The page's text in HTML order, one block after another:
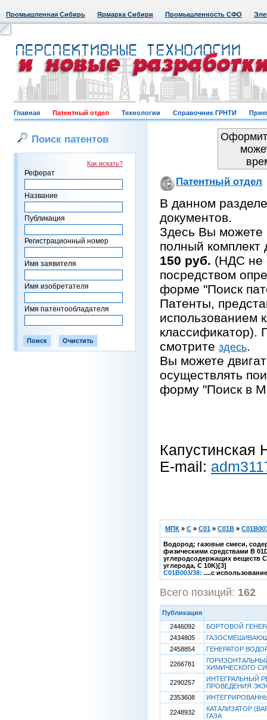
Промышленная Сибирь Ярмарка Сибири Промышленность СФО
Главная Патентный отдел Технологии Справочник ГРНТИ
Поиск патентов
Как искать?
Реферат
Название
Публикация
Регистрационный номер
Имя заявителя
Имя изобретателя
Имя патентообладателя
Патентный отдел
В данном
документов.
Здесь Вы можете
полный комплект
150 руб. (НДС не
посредством
форме "Поиск
Патенты,
использованием
классификатор).
смотрите здесь.
Вы можете
осуществлять
форму "Поиск в
Капустинская
E-mail:
МПК » C » C01 » C01B »
Водород; газовые смеси,
физическими средствами B
углеродсодержащих веществ
углерода, C 10K)[3]
C01B003/38: ....с
Всего позиций: 162
Публикация
2446092
БОРТОВОЙ
2434805
2458854
ГЕНЕРАТОР
2266781
ХИМИЧЕСКОГО
2290257
ИНТЕГРАЛЬНЫЙ
ПРОВЕДЕНИЯ
2353608
2248932
КАТАЛИЗАТОР
ГАЗА